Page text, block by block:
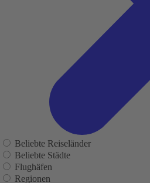
Beliebte Reiseländer
Beliebte Städte
Flughäfen
Regionen